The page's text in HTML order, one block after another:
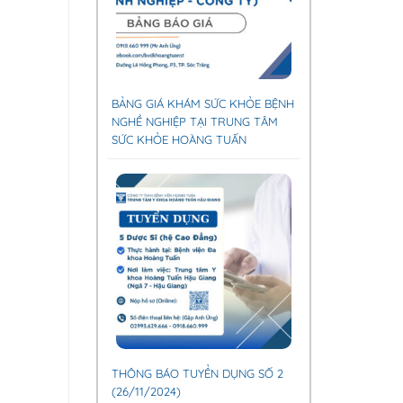
BẢNG GIÁ KHÁM SỨC KHỎE BỆNH
NGHỀ NGHIỆP TẠI TRUNG TÂM
SỨC KHỎE HOÀNG TUẤN
THÔNG BÁO TUYỂN DỤNG SỐ 2
(26/11/2024)